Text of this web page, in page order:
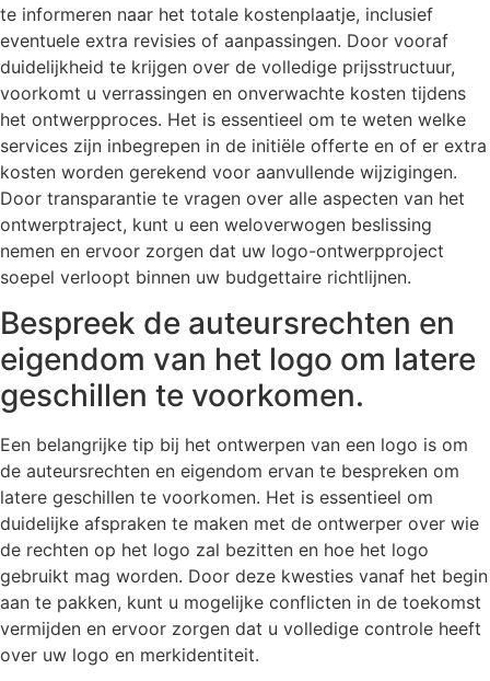
te informeren naar het totale kostenplaatje, inclusief
eventuele extra revisies of aanpassingen. Door vooraf
duidelijkheid te krijgen over de volledige prijsstructuur,
voorkomt u verrassingen en onverwachte kosten tijdens
het ontwerpproces. Het is essentieel om te weten welke
services zijn inbegrepen in de initiële offerte en of er extra
kosten worden gerekend voor aanvullende wijzigingen.
Door transparantie te vragen over alle aspecten van het
ontwerptraject, kunt u een weloverwogen beslissing
nemen en ervoor zorgen dat uw logo-ontwerpproject
soepel verloopt binnen uw budgettaire richtlijnen.
Bespreek de auteursrechten en
eigendom van het logo om latere
geschillen te voorkomen.
Een belangrijke tip bij het ontwerpen van een logo is om
de auteursrechten en eigendom ervan te bespreken om
latere geschillen te voorkomen. Het is essentieel om
duidelijke afspraken te maken met de ontwerper over wie
de rechten op het logo zal bezitten en hoe het logo
gebruikt mag worden. Door deze kwesties vanaf het begin
aan te pakken, kunt u mogelijke conflicten in de toekomst
vermijden en ervoor zorgen dat u volledige controle heeft
over uw logo en merkidentiteit.